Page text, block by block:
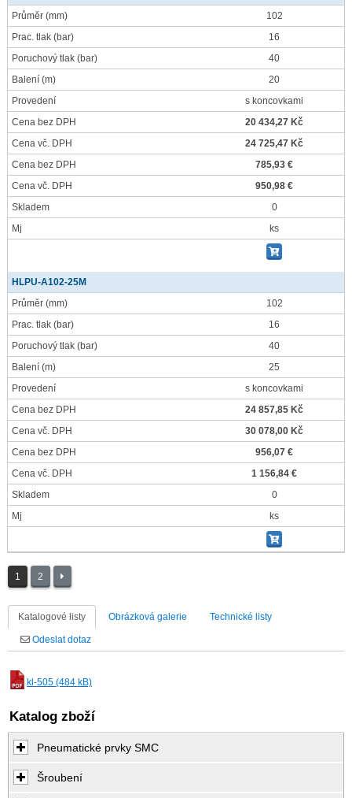
Průměr (mm)
102
Prac. tlak (bar)
16
Poruchový tlak (bar)
40
Balení (m)
20
Provedení
s koncovkami
Cena bez DPH
20 434,27 Kč
Cena vč. DPH
24 725,47 Kč
Cena bez DPH
785,93 €
Cena vč. DPH
950,98 €
Skladem
0
Mj
ks
HLPU-A102-25M
Průměr (mm)
102
Prac. tlak (bar)
16
Poruchový tlak (bar)
40
Balení (m)
25
Provedení
s koncovkami
Cena bez DPH
24 857,85 Kč
Cena vč. DPH
30 078,00 Kč
Cena bez DPH
956,07 €
Cena vč. DPH
1 156,84 €
Skladem
0
Mj
ks
1 2
Katalogové listy Obrázková galerie Technické listy
Odeslat dotaz
kl-505 (484 kB)
Katalog zboží
Pneumatické prvky SMC
Šroubení